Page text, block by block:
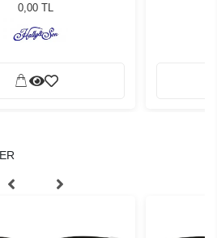
0,00 TL